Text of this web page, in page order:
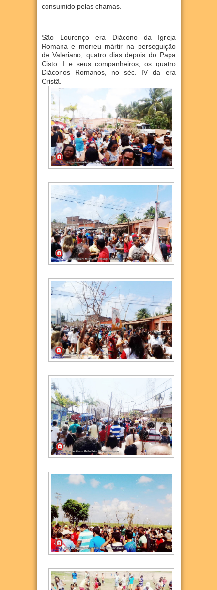
consumido pelas chamas.
São Lourenço era Diácono da Igreja
Romana e morreu mártir na perseguição
de Valeriano, quatro dias depois do Papa
Cisto II e seus companheiros, os quatro
Diáconos Romanos, no séc. IV da era
Cristã.